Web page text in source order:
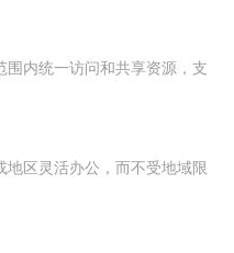
围内统一访问和共享资源，支
地区灵活办公，而不受地域限